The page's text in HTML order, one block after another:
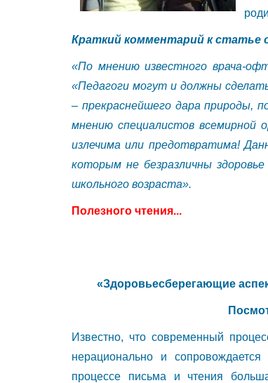
Краткий комментарий к статье
«По мнению известного врача-
«Педагоги могут и должны
– прекраснейшего дара природы,
мнению специалистов всемирной
излечима или предотвратима!
которым не безразличны
школьного возраста».
Полезного чтения...
«Здоровьесберегающие
Известно, что современный
нерационально и
процессе письма и чтения